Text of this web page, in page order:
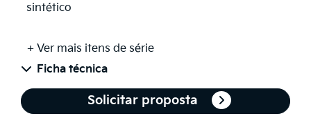
sintético
+ Ver mais itens de série
Ficha técnica
Solicitar proposta